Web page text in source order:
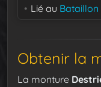
Lié au Bataillon
Obtenir la
La monture